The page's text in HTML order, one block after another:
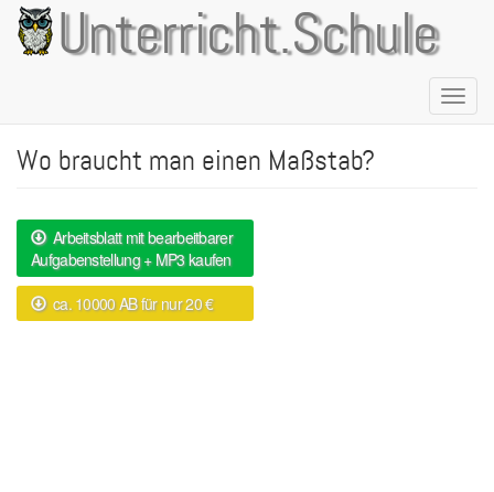
Direkt
zum
Inhalt
Unterricht.Schule
Wo braucht man einen Maßstab?
Arbeitsblatt mit bearbeitbarer
Aufgabenstellung + MP3 kaufen
ca. 10000 AB für nur 20 €